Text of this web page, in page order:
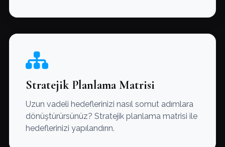
Stratejik Planlama Matrisi
Uzun vadeli hedeflerinizi nasıl somut adımlara
dönüştürürsünüz? Stratejik planlama matrisi ile
hedeflerinizi yapılandırın.